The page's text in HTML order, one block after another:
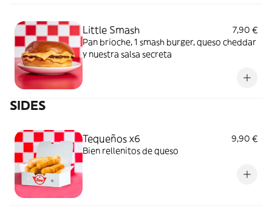
Little Smash
7,90 €
Pan brioche, 1 smash burger, queso cheddar
y nuestra salsa secreta
SIDES
Tequeños x6
9,90 €
Bien rellenitos de queso